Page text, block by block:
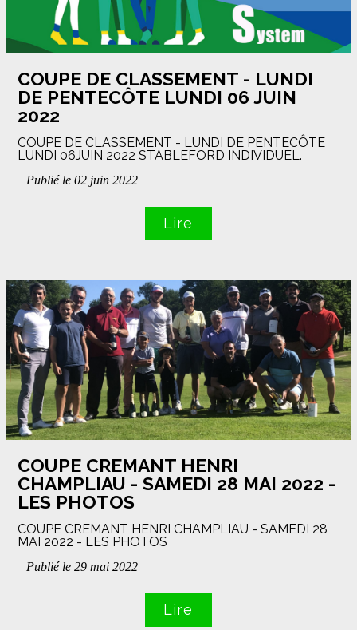
COUPE DE CLASSEMENT - LUNDI
DE PENTECÔTE LUNDI 06 JUIN
2022
COUPE DE CLASSEMENT - LUNDI DE PENTECÔTE
LUNDI 06JUIN 2022 STABLEFORD INDIVIDUEL.
Publié le 02 juin 2022
Lire
COUPE CREMANT HENRI
CHAMPLIAU - SAMEDI 28 MAI 2022 -
LES PHOTOS
COUPE CREMANT HENRI CHAMPLIAU - SAMEDI 28
MAI 2022 - LES PHOTOS
Publié le 29 mai 2022
Lire